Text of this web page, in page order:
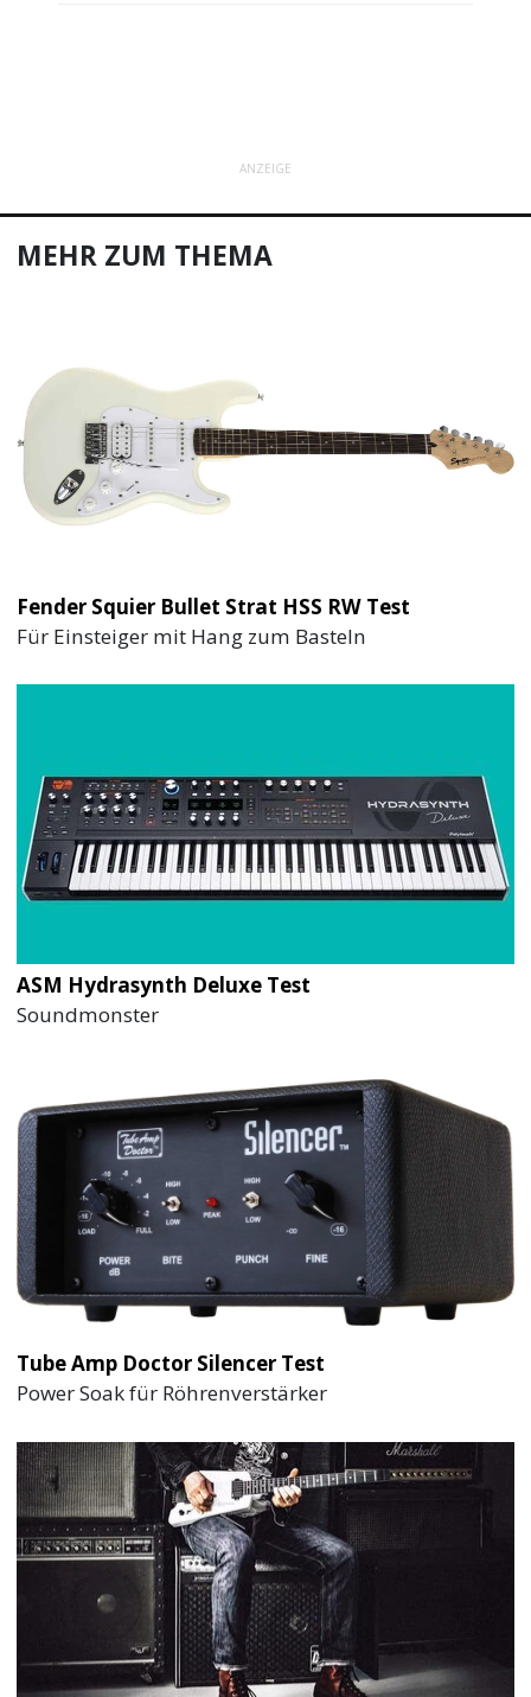
ANZEIGE
MEHR ZUM THEMA
Fender Squier Bullet Strat HSS RW Test
Für Einsteiger mit Hang zum Basteln
ASM Hydrasynth Deluxe Test
Soundmonster
Tube Amp Doctor Silencer Test
Power Soak für Röhrenverstärker